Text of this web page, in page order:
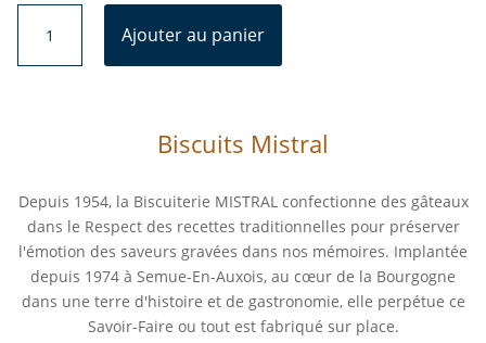
Madeleine
Ajouter au panier
Biscuits Mistral
Depuis 1954, la Biscuiterie MISTRAL confectionne des gâteaux
dans le Respect des recettes traditionnelles pour préserver
l'émotion des saveurs gravées dans nos mémoires. Implantée
depuis 1974 à Semue-En-Auxois, au cœur de la Bourgogne
dans une terre d'histoire et de gastronomie, elle perpétue ce
Savoir-Faire ou tout est fabriqué sur place.